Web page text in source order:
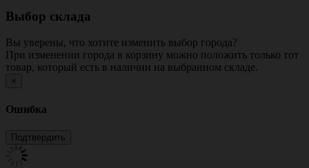
Выбор склада
Вы уверены, что хотите изменить выбор города?
При изменении города в корзину можно положить только тот
товар, который есть в наличии на выбранном складе.
×
Ошибка